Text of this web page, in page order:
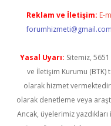
Reklam ve İletişim: E-
forumhizmeti@gmail.com
Yasal Uyarı: Sitemiz,
ve İletişim Kurumu (BTK)
olarak hizmet
olarak denetleme veya
Ancak, üyelerimiz